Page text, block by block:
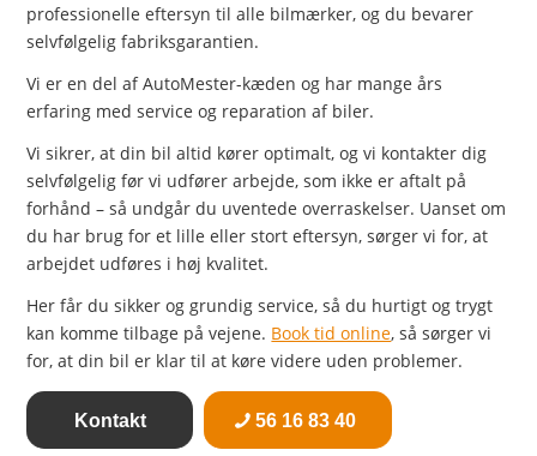
professionelle eftersyn til alle bilmærker, og du bevarer
selvfølgelig fabriksgarantien.
Vi er en del af AutoMester-kæden og har mange års
erfaring med service og reparation af biler.
Vi sikrer, at din bil altid kører optimalt, og vi kontakter dig
selvfølgelig før vi udfører arbejde, som ikke er aftalt på
forhånd – så undgår du uventede overraskelser. Uanset om
du har brug for et lille eller stort eftersyn, sørger vi for, at
arbejdet udføres i høj kvalitet.
Her får du sikker og grundig service, så du hurtigt og trygt
kan komme tilbage på vejene. Book tid online, så sørger vi
for, at din bil er klar til at køre videre uden problemer.
Kontakt 56 16 83 40